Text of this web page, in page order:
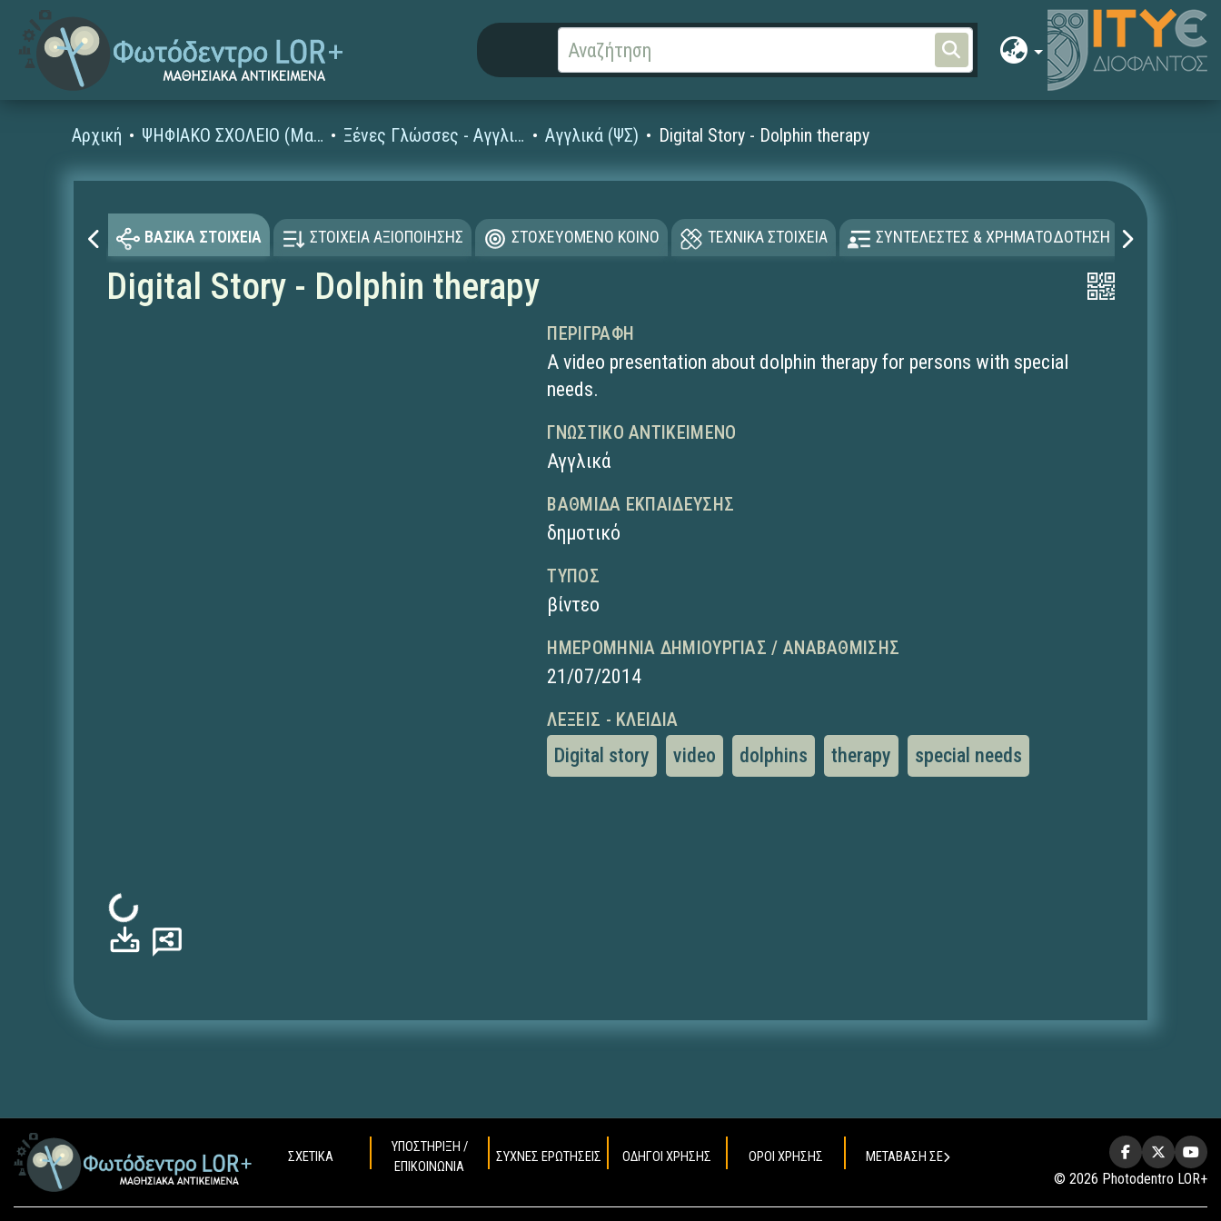
Αρχική ΨΗΦΙΑΚΟ ΣΧΟΛΕΙΟ (Μαθησιακά Αντικείμενα) Ξένες Γλώσσες - Αγγλικά Αγγλικά (ΨΣ) Digital Story - Dolphin therapy
ΒΑΣΙΚΑ ΣΤΟΙΧΕΙΑ ΣΤΟΙΧΕΙΑ ΑΞΙΟΠΟΙΗΣΗΣ ΣΤΟΧΕΥΟΜΕΝΟ ΚΟΙΝΟ ΤΕΧΝΙΚΑ ΣΤΟΙΧΕΙΑ ΣΥΝΤΕΛΕΣΤΕΣ & ΧΡΗΜΑΤΟΔΟΤΗΣΗ
Digital Story - Dolphin therapy
Φόρτωση...
ΠΕΡΙΓΡΑΦΉ
A video presentation about dolphin therapy for persons with special
needs.
ΓΝΩΣΤΙΚΌ ΑΝΤΙΚΕΊΜΕΝΟ
Αγγλικά
ΒΑΘΜΊΔΑ ΕΚΠΑΊΔΕΥΣΗΣ
δημοτικό
ΤΎΠΟΣ
βίντεο
ΗΜΕΡΟΜΗΝΊΑ ΔΗΜΙΟΥΡΓΊΑΣ / ΑΝΑΒΆΘΜΙΣΗΣ
21/07/2014
ΛΈΞΕΙΣ - ΚΛΕΙΔΙΆ
Digital story video dolphins therapy special needs
ΣΧΕΤΙΚΑ
ΥΠΟΣΤΗΡΙΞΗ /
ΕΠΙΚΟΙΝΩΝΙΑ
ΣΥΧΝΕΣ ΕΡΩΤΗΣΕΙΣ ΟΔΗΓΟΙ ΧΡΗΣΗΣ ΟΡΟΙ ΧΡΗΣΗΣ ΜΕΤΑΒΑΣΗ ΣΕ
© 2026 Photodentro LOR+